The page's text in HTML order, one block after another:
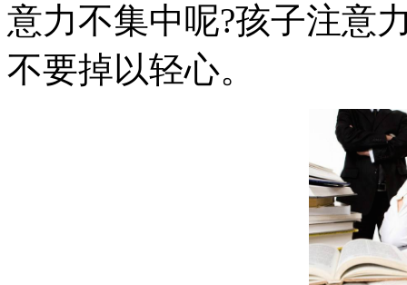
意力不集中呢?孩子注意
不要掉以轻心。